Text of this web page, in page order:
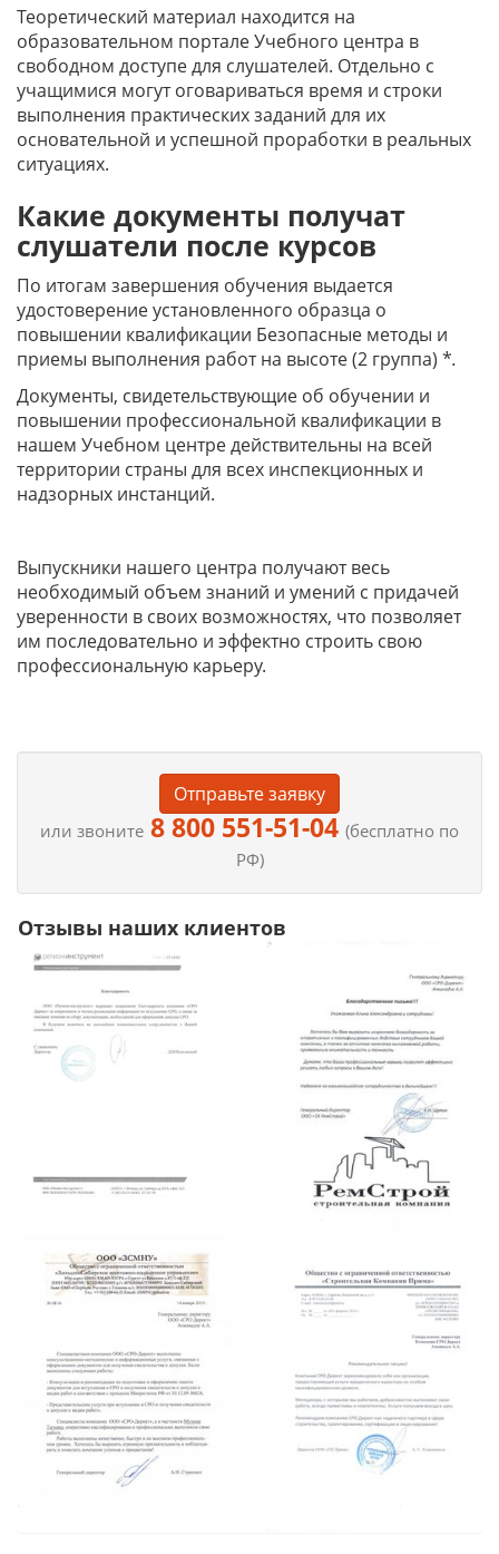
Теоретический материал находится на
образовательном портале Учебного центра в
свободном доступе для слушателей. Отдельно с
учащимися могут оговариваться время и строки
выполнения практических заданий для их
основательной и успешной проработки в реальных
ситуациях.
Какие документы получат
слушатели после курсов
По итогам завершения обучения выдается
удостоверение установленного образца о
повышении квалификации Безопасные методы и
приемы выполнения работ на высоте (2 группа) *.
Документы, свидетельствующие об обучении и
повышении профессиональной квалификации в
нашем Учебном центре действительны на всей
территории страны для всех инспекционных и
надзорных инстанций.
Выпускники нашего центра получают весь
необходимый объем знаний и умений с придачей
уверенности в своих возможностях, что позволяет
им последовательно и эффектно строить свою
профессиональную карьеру.
Отправьте заявку
или звоните 8 800 551-51-04 (бесплатно по
РФ)
Отзывы наших клиентов